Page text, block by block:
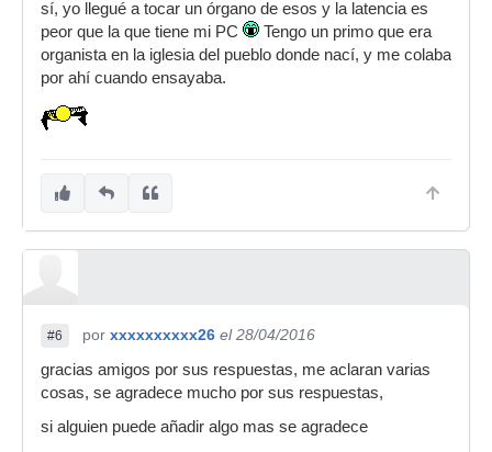
sí, yo llegué a tocar un órgano de esos y la latencia es
peor que la que tiene mi PC
Tengo un primo que era
organista en la iglesia del pueblo donde nací, y me colaba
por ahí cuando ensayaba.
#6 por xxxxxxxxxx26 el 28/04/2016
gracias amigos por sus respuestas, me aclaran varias
cosas, se agradece mucho por sus respuestas,
si alguien puede añadir algo mas se agradece